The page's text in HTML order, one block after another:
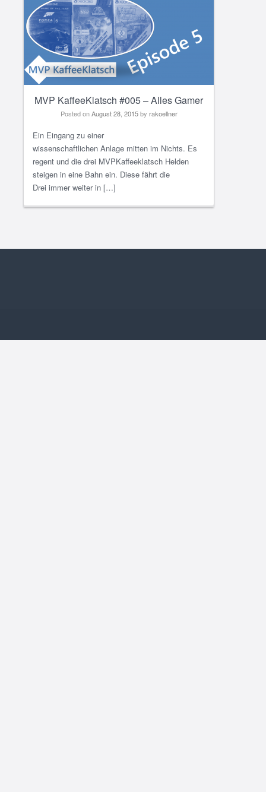
MVP KaffeeKlatsch #005 – Alles Gamer
Posted onAugust 28, 2015by rakoellner
Ein Eingang zu einer
wissenschaftlichen Anlage mitten im Nichts. Es
regent und die drei MVPKaffeeklatsch Helden
steigen in eine Bahn ein. Diese fährt die
Drei immer weiter in […]